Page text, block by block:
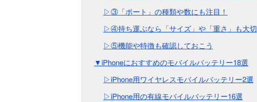
▷③「ポート」の種類や数にも注目！
▷④持ち運ぶなら「サイズ」や「重さ」も大切
▷⑤機能や特徴も確認しておこう
▼iPhoneにおすすめのモバイルバッテリー18選
▷iPhone用ワイヤレスモバイルバッテリー2選
▷iPhone用の有線モバイルバッテリー16選